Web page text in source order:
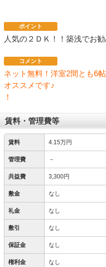
ポイント
人気の２ＤＫ！！築浅でお
コメント
ネット無料！洋室2間とも6
オススメです♪
！
賃料・管理費等
賃料 4.15万円
管理費 －
共益費 3,300円
敷金 なし
礼金 なし
敷引 なし
保証金 なし
権利金 なし